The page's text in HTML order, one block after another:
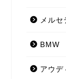
メル
BMW
アウデ